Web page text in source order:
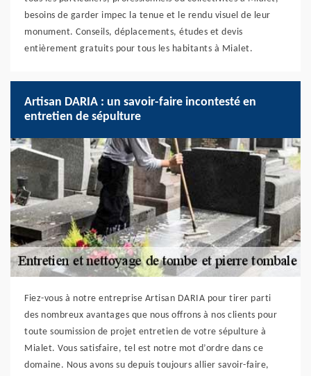
besoins de garder impec la tenue et le rendu visuel de leur
monument. Conseils, déplacements, études et devis
entièrement gratuits pour tous les habitants à Mialet.
Artisan DARIA : un savoir-faire incontesté en
entretien de sépulture
Fiez-vous à notre entreprise Artisan DARIA pour tirer parti
des nombreux avantages que nous offrons à nos clients pour
toute soumission de projet entretien de votre sépulture à
Mialet. Vous satisfaire, tel est notre mot d’ordre dans ce
domaine. Nous avons su depuis toujours allier savoir-faire,